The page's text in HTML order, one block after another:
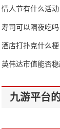
35
情人节有什么活动
寿司可以隔夜吃吗
酒店打扑克什么梗
英伟达市值能否稳
九游平台